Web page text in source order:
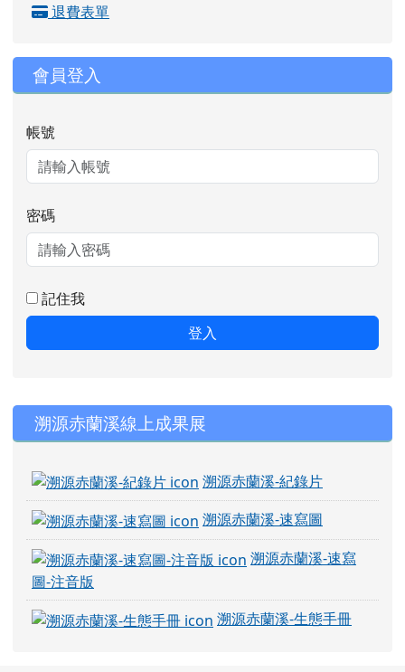
退費表單
會員登入
帳號
密碼
記住我
登入
右邊區域內容
溯源赤蘭溪線上成果展
溯源赤蘭溪-紀錄片
溯源赤蘭溪-速寫圖
溯源赤蘭溪-速寫
圖-注音版
溯源赤蘭溪-生態手冊